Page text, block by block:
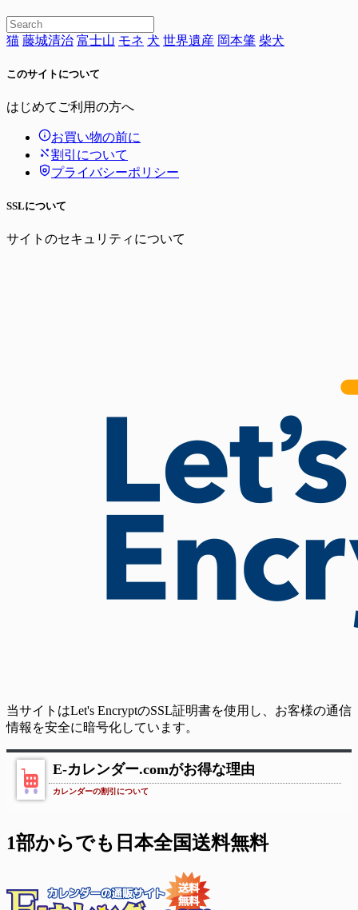
猫 藤城清治 富士山 モネ 犬 世界遺産 岡本肇 柴犬
このサイトについて
はじめてご利用の方へ
お買い物の前に
割引について
プライバシーポリシー
SSLについて
サイトのセキュリティについて
当サイトはLet's EncryptのSSL証明書を使用し、お客様の通信
情報を安全に暗号化しています。
E-カレンダー.comがお得な理由
カレンダーの割引について
1部からでも日本全国送料無料